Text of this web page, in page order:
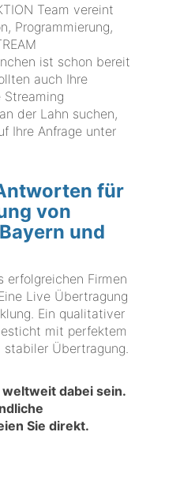
Team vereint
Programmierung,
ist schon bereit
auch Ihre
der Lahn suchen,
Ihre Anfrage unter
für
von
und
erfolgreichen Firmen
Live Übertragung
Ein qualitativer
mit perfektem
Übertragung.
weltweit dabei sein.
Sie direkt.